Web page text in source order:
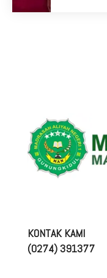
KONTAK KAMI
(0274) 391377